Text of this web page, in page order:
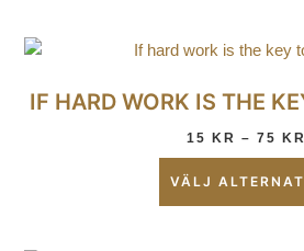
IF HARD WORK IS THE
15 KR – 75 KR
VÄLJ